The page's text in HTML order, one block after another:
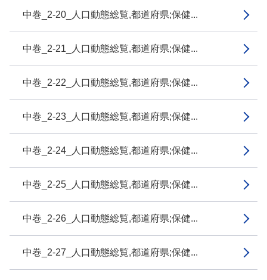
中巻_2-20_人口動態総覧,都道府県;保健...
中巻_2-21_人口動態総覧,都道府県;保健...
中巻_2-22_人口動態総覧,都道府県;保健...
中巻_2-23_人口動態総覧,都道府県;保健...
中巻_2-24_人口動態総覧,都道府県;保健...
中巻_2-25_人口動態総覧,都道府県;保健...
中巻_2-26_人口動態総覧,都道府県;保健...
中巻_2-27_人口動態総覧,都道府県;保健...